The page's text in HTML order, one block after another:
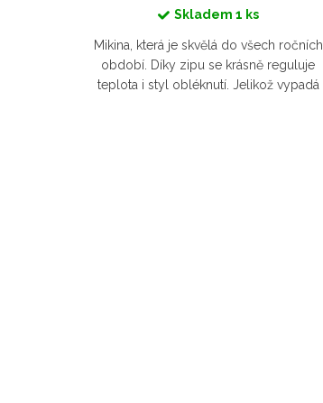
Skladem 1 ks
Mikina, která je skvělá do všech ročních
období. Díky zipu se krásně reguluje
teplota i styl obléknutí. Jelikož vypadá